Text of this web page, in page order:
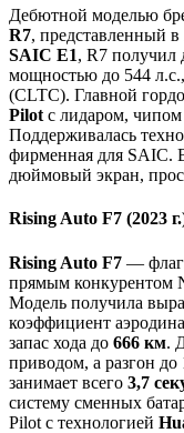
Дебютной моделью
R7, представленный
SAIC E1, R7 получил
мощностью до 544
(CLTC). Главной
Pilot с лидаром, чипом
Поддерживалась
фирменная для SAIC.
дюймовый экран,
Rising Auto F7 (2023
Rising Auto F7 —
прямым конкурентом
Модель получила
коэффициент
запас хода до 666 км.
приводом, а разгон
занимает всего 3,7
систему сменных
Pilot с технологией